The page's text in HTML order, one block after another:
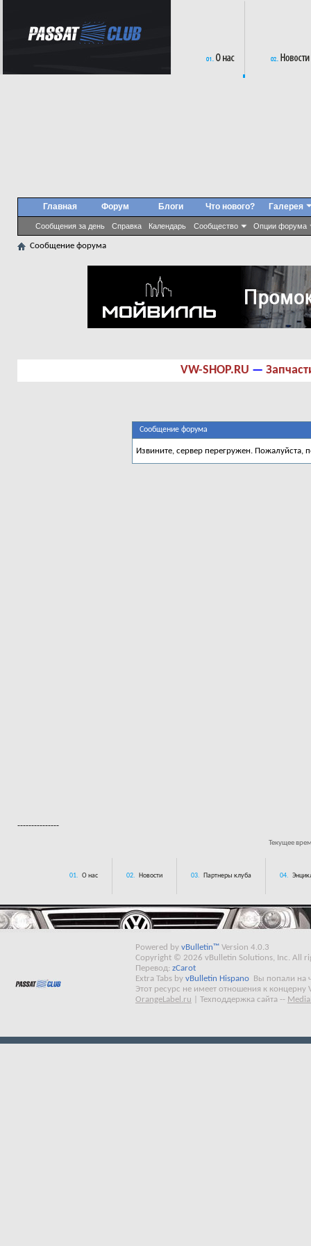
Главная Форум
Сообщения за день Справка Календарь Сообщество Опции форума
Блоги Что нового? Галерея
Сообщение форума
VW-SHOP.RU —
Сообщение форума
Извините, сервер перегружен. Пожалуйста,
---------------
Текущее
01. О нас 02. Новости 03. Партнеры клуба 04.
Powered by vBulletin™ Version 4.0.3
Copyright © 2026 vBulletin Solutions, Inc. All
Перевод: zCarot
Extra Tabs by vBulletin Hispano
Вы попали на
Этот ресурс не имеет отношения к концерну
OrangeLabel.ru
Техподдержка сайта --